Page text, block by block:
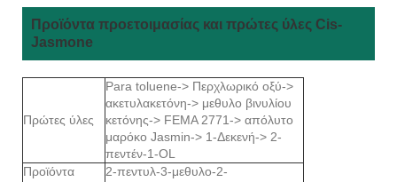
Προϊόντα προετοιμασίας και πρώτες ύλες Cis-
Jasmone
Πρώτες ύλες
Para toluene-> Περχλωρικό οξύ->
ακετυλακετόνη-> μεθυλο βινυλίου
κετόνης-> FEMA 2771-> απόλυτο
μαρόκο Jasmin-> 1-Δεκενή-> 2-
πεντέν-1-OL
Προϊόντα
2-πεντυλ-3-μεθυλο-2-